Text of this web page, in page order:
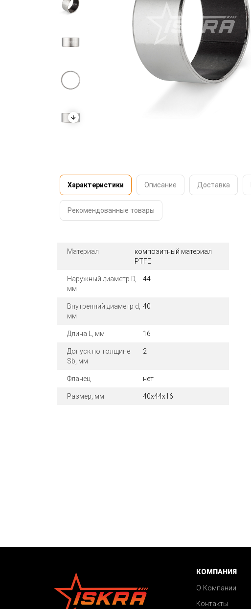
Характеристики Описание Доставка
Рекомендованные товары
Материал
композитный материал
PTFE
Наружный диаметр D,
мм
44
Внутренний диаметр d,
мм
40
Длина L, мм 16
Допуск по толщине
Sb, мм
2
Фланец нет
Размер, мм 40x44x16
КОМПАНИЯ
О Компании
Контакты